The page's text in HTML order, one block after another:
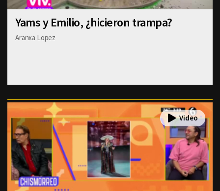
Yams y Emilio, ¿hicieron trampa?
Aranxa Lopez